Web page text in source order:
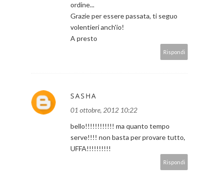
ordine...
Grazie per essere passata, ti seguo
volentieri anch'io!
A presto
Rispondi
SASHA
01 ottobre, 2012 10:22
bello!!!!!!!!!!!! ma quanto tempo
serve!!!! non basta per provare tutto,
UFFA!!!!!!!!!!
Rispondi